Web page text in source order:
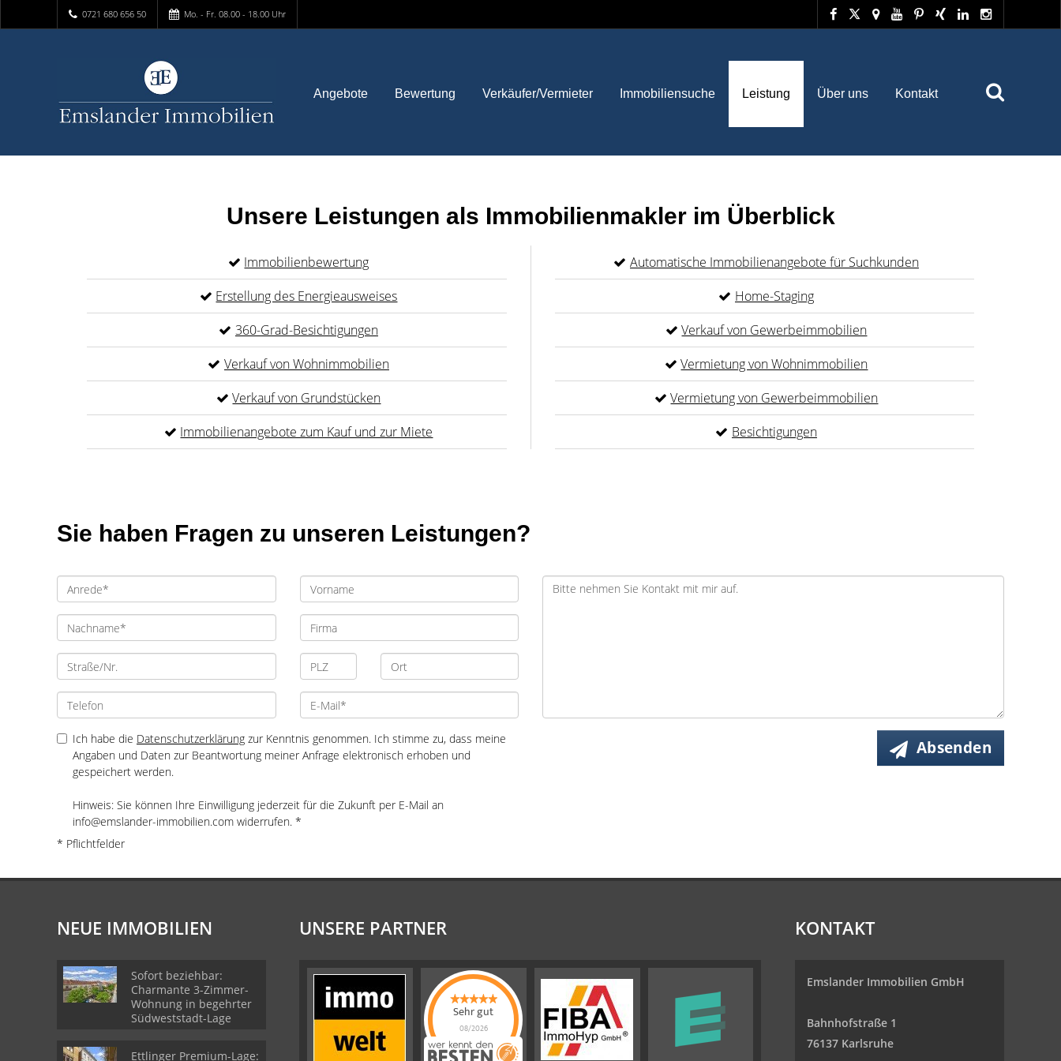
0721 680 656 50 Mo. - Fr. 08.00 - 18.00 Uhr
Angebote Bewertung Verkäufer/Vermieter Immobiliensuche Leistung Über uns Kontakt
Unsere Leistungen als Immobilienmakler im Überblick
Immobilienbewertung
Automatische Immobilienangebote für Suchkunden
Erstellung des Energieausweises
Home-Staging
360-Grad-Besichtigungen
Verkauf von Gewerbeimmobilien
Verkauf von Wohnimmobilien
Vermietung von Wohnimmobilien
Verkauf von Grundstücken
Vermietung von Gewerbeimmobilien
Immobilienangebote zum Kauf und zur Miete
Besichtigungen
Sie haben Fragen zu unseren Leistungen?
Ich habe die Datenschutzerklärung zur Kenntnis genommen. Ich stimme zu, dass meine
Angaben und Daten zur Beantwortung meiner Anfrage elektronisch erhoben und
gespeichert werden.
Hinweis: Sie können Ihre Einwilligung jederzeit für die Zukunft per E-Mail an
info@emslander-immobilien.com widerrufen. *
* Pflichtfelder
Absenden
NEUE IMMOBILIEN
Sofort beziehbar:
Charmante 3-Zimmer-
Wohnung in begehrter
Südweststadt-Lage
Ettlinger Premium-Lage:
UNSERE PARTNER
Sehr gut
08/2026
Emslander
KONTAKT
Emslander Immobilien GmbH
Bahnhofstraße 1
76137 Karlsruhe